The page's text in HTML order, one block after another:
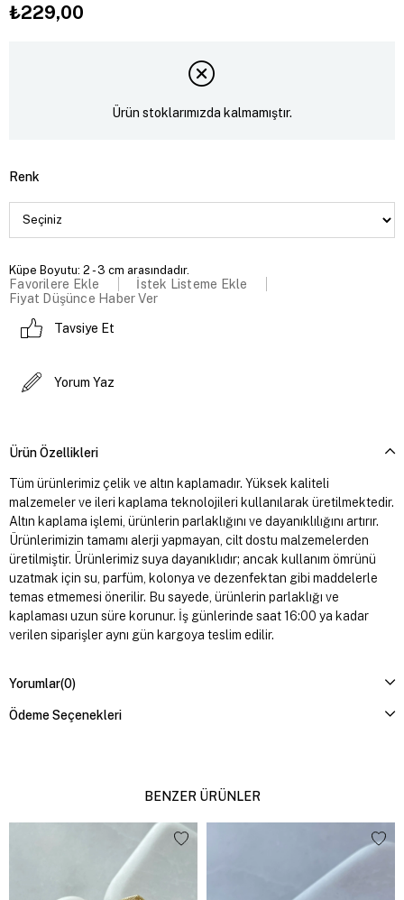
₺229,00
Ürün stoklarımızda kalmamıştır.
Renk
Küpe Boyutu: 2 - 3 cm arasındadır.
Favorilere Ekle
İstek Listeme Ekle
Fiyat Düşünce Haber Ver
Tavsiye Et
Yorum Yaz
Ürün Özellikleri
Tüm ürünlerimiz çelik ve altın kaplamadır. Yüksek kaliteli
malzemeler ve ileri kaplama teknolojileri kullanılarak üretilmektedir.
Altın kaplama işlemi, ürünlerin parlaklığını ve dayanıklılığını artırır.
Ürünlerimizin tamamı alerji yapmayan, cilt dostu malzemelerden
üretilmiştir. Ürünlerimiz suya dayanıklıdır; ancak kullanım ömrünü
uzatmak için su, parfüm, kolonya ve dezenfektan gibi maddelerle
temas etmemesi önerilir. Bu sayede, ürünlerin parlaklığı ve
kaplaması uzun süre korunur. İş günlerinde saat 16:00 ya kadar
verilen siparişler aynı gün kargoya teslim edilir.
Yorumlar(0)
Ödeme Seçenekleri
BENZER ÜRÜNLER